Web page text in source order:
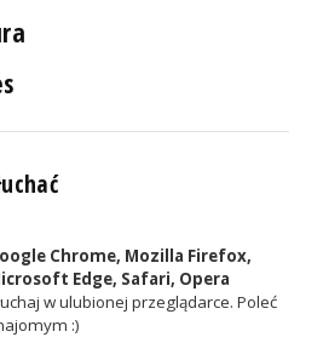
Chrome, Mozilla Firefox,
Edge, Safari, Opera
w ulubionej przeglądarce. Poleć
:)